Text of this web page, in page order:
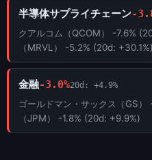
半導体サプライチェーン-
クアルコム（QCOM） -7.6%
（MRVL） -5.2% (20d:
金融-3.0%20d: +4.9%
ゴールドマン・サックス（GS
（JPM） -1.8% (20d: +9.9%)